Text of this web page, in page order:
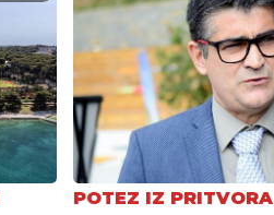
POTEZ IZ PRITVORA